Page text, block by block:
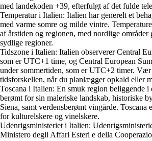
med landekoden +39, efterfulgt af det fulde
Temperatur i Italien: Italien har generelt et
med varme somre og milde vintre.
af årstiden og regionen, med nordlige områder
sydlige regioner.
Tidszone i Italien: Italien observerer Central
som er UTC+1 time, og Central European
under sommertiden, som er UTC+2 timer.
tidsforskellen, når du planlægger opkald eller
Toscana i Italien: En smuk region beliggende i
berømt for sin maleriske landskab, historiske
Siena, samt verdensberømt vingårde. Toscana
for kulturelskere og vinelskere.
Udenrigsministeriet i Italien:
Ministero degli Affari Esteri e della